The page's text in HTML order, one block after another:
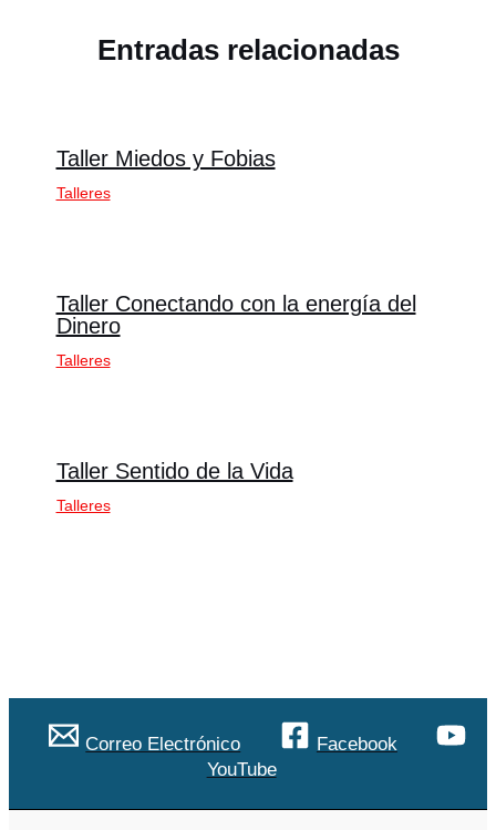
Entradas relacionadas
Taller Miedos y Fobias
Talleres
Taller Conectando con la energía del
Dinero
Talleres
Taller Sentido de la Vida
Talleres
Correo Electrónico
Facebook
YouTube